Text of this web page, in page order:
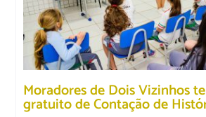
Moradores de Dois Vizinhos
gratuito de Contação de